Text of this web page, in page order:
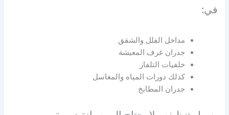
في:
مداخل الفلل والشقق
جدران غرف المعيشة
خلفيات التلفاز
كذلك دورات المياه والمغاسل
جدران المطابخ